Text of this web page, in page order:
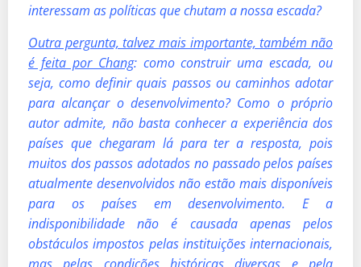
interessam as políticas que chutam a nossa escada?
Outra pergunta, talvez mais importante, também não
é feita por Chang: como construir uma escada, ou
seja, como definir quais passos ou caminhos adotar
para alcançar o desenvolvimento? Como o próprio
autor admite, não basta conhecer a experiência dos
países que chegaram lá para ter a resposta, pois
muitos dos passos adotados no passado pelos países
atualmente desenvolvidos não estão mais disponíveis
para os países em desenvolvimento. E a
indisponibilidade não é causada apenas pelos
obstáculos impostos pelas instituições internacionais,